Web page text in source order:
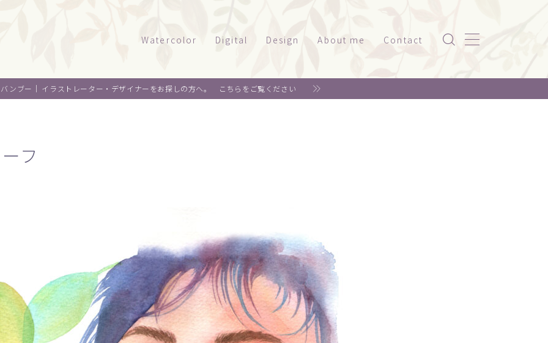
Watercolor
建物
麺類
スイーツ
野菜・くだもの
いきもの
Digital
テクニカルイラスト
Design
パッケージ（美容・健康）
ウェア
About me Contact
Contact
ンブー｜ イラストレーター・デザイナーをお探しの方へ。 こちらをご覧ください
フ